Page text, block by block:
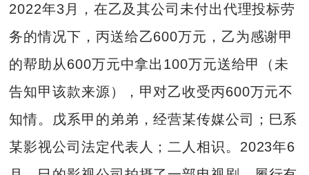
2022年3月，在乙及其公司未付出代理投标劳
务的情况下，丙送给乙600万元，乙为感谢甲
的帮助从600万元中拿出100万元送给甲（未
告知甲该款来源），甲对乙收受丙600万元不
知情。戊系甲的弟弟，经营某传媒公司；巳系
某影视公司法定代表人；二人相识。2023年6